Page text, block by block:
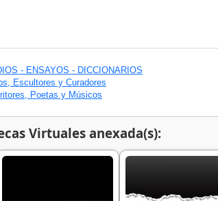
- ENSAYOS - DICCIONARIOS
Escultores y Curadores
Poetas y Músicos
Virtuales anexada(s):